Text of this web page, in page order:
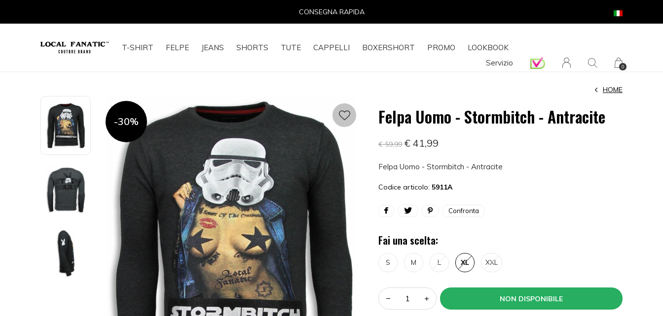
T-SHIRT FELPE JEANS SHORTS TUTE CAPPELLI BOXERSHORT PROMO
LOOKBOOK
Servizio
0
14 GIORNI PER IL RESO
-30% Felpa Uomo - Stormbitch - Antracite
HOME
€ 59,99 € 41,99
Felpa Uomo - Stormbitch - Antracite
Codice articolo: 5911A
Confronta
Fai una scelta:
S M L XL XXL
NON DISPONIBILE